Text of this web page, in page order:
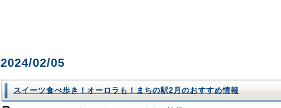
2024/02/05
スイーツ食べ歩き！オーロラも！まちの駅2月のおすすめ情報